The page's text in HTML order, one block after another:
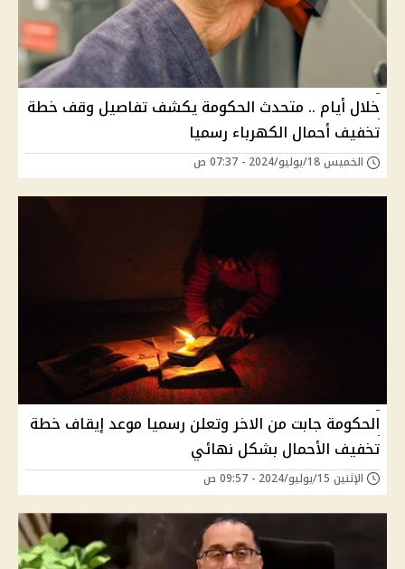
خلال أيام .. متحدث الحكومة يكشف تفاصيل وقف خطة
تخفيف أحمال الكهرباء رسميا
الخميس 18/يوليو/2024 - 07:37 ص
الحكومة جابت من الاخر وتعلن رسميا موعد إيقاف خطة
تخفيف الأحمال بشكل نهائي
الإثنين 15/يوليو/2024 - 09:57 ص